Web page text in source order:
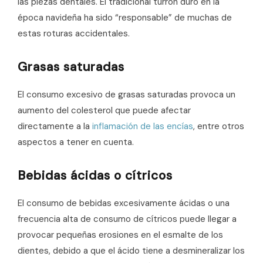
época navideña ha sido “responsable” de muchas de
estas roturas accidentales.
Grasas saturadas
El consumo excesivo de grasas saturadas provoca un
aumento del colesterol que puede afectar
directamente a la inflamación de las encías, entre otros
aspectos a tener en cuenta.
Bebidas ácidas o cítricos
El consumo de bebidas excesivamente ácidas o una
frecuencia alta de consumo de cítricos puede llegar a
provocar pequeñas erosiones en el esmalte de los
dientes, debido a que el ácido tiene a desmineralizar los